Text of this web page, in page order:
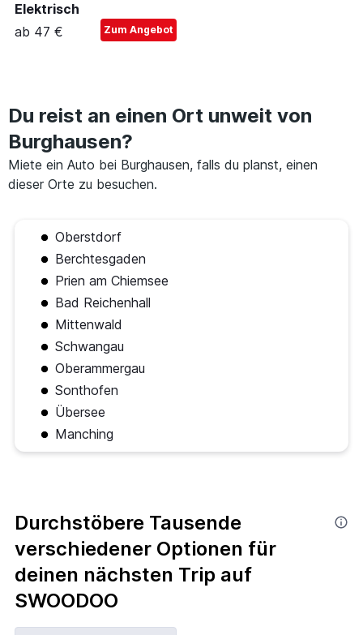
Elektrisch
ab 47 €
Zum Angebot
Du reist an einen Ort unweit von
Burghausen?
Miete ein Auto bei Burghausen, falls du planst, einen
dieser Orte zu besuchen.
Oberstdorf
Berchtesgaden
Prien am Chiemsee
Bad Reichenhall
Mittenwald
Schwangau
Oberammergau
Sonthofen
Übersee
Manching
Durchstöbere Tausende
verschiedener Optionen für
deinen nächsten Trip auf
SWOODOO